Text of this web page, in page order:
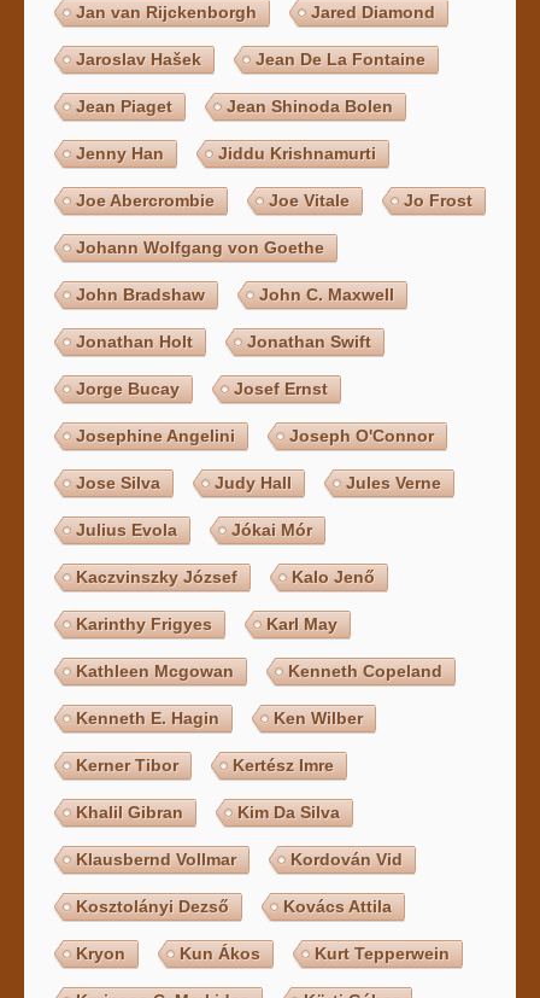
Jan van Rijckenborgh Jared Diamond
Jaroslav Hašek Jean De La Fontaine
Jean Piaget Jean Shinoda Bolen
Jenny Han Jiddu Krishnamurti
Joe Abercrombie Joe Vitale Jo Frost
Johann Wolfgang von Goethe
John Bradshaw John C. Maxwell
Jonathan Holt Jonathan Swift
Jorge Bucay Josef Ernst
Josephine Angelini Joseph O'Connor
Jose Silva Judy Hall Jules Verne
Julius Evola Jókai Mór
Kaczvinszky József Kalo Jenő
Karinthy Frigyes Karl May
Kathleen Mcgowan Kenneth Copeland
Kenneth E. Hagin Ken Wilber
Kerner Tibor Kertész Imre
Khalil Gibran Kim Da Silva
Klausbernd Vollmar Kordován Vid
Kosztolányi Dezső Kovács Attila
Kryon Kun Ákos Kurt Tepperwein